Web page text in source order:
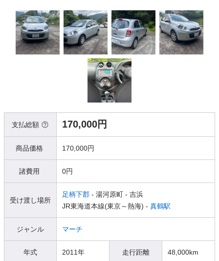
支払総額 170,000円
商品価格 170,000円
諸費用 0円
受け渡し場所
足柄下郡 - 湯河原町 - 吉浜
JR東海道本線(東京～熱海) - 真鶴駅
ジャンル マーチ
年式 2011年 走行距離 48,000km